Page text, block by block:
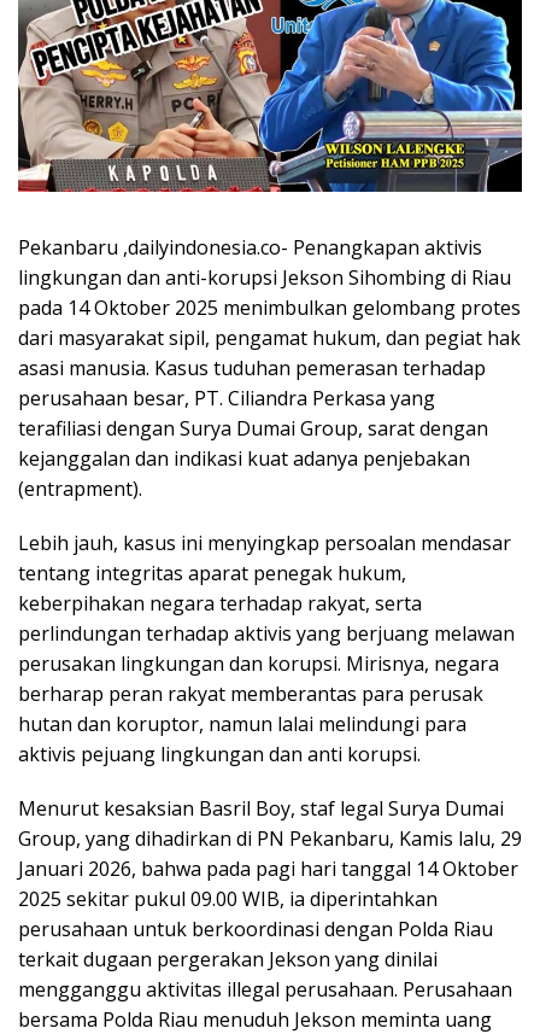
Pekanbaru ,dailyindonesia.co- Penangkapan aktivis
lingkungan dan anti-korupsi Jekson Sihombing di Riau
pada 14 Oktober 2025 menimbulkan gelombang protes
dari masyarakat sipil, pengamat hukum, dan pegiat hak
asasi manusia. Kasus tuduhan pemerasan terhadap
perusahaan besar, PT. Ciliandra Perkasa yang
terafiliasi dengan Surya Dumai Group, sarat dengan
kejanggalan dan indikasi kuat adanya penjebakan
(entrapment).
Lebih jauh, kasus ini menyingkap persoalan mendasar
tentang integritas aparat penegak hukum,
keberpihakan negara terhadap rakyat, serta
perlindungan terhadap aktivis yang berjuang melawan
perusakan lingkungan dan korupsi. Mirisnya, negara
berharap peran rakyat memberantas para perusak
hutan dan koruptor, namun lalai melindungi para
aktivis pejuang lingkungan dan anti korupsi.
Menurut kesaksian Basril Boy, staf legal Surya Dumai
Group, yang dihadirkan di PN Pekanbaru, Kamis lalu, 29
Januari 2026, bahwa pada pagi hari tanggal 14 Oktober
2025 sekitar pukul 09.00 WIB, ia diperintahkan
perusahaan untuk berkoordinasi dengan Polda Riau
terkait dugaan pergerakan Jekson yang dinilai
mengganggu aktivitas illegal perusahaan. Perusahaan
bersama Polda Riau menuduh Jekson meminta uang